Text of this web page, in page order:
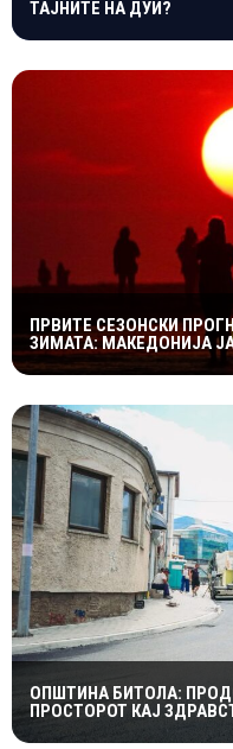
ТАЈНИТЕ НА ДУИ?
ПРВИТЕ СЕЗОНСКИ
ЗИМАТА: МАКЕДОНИЈА
СО МОЖНИ НАГЛИ
ОПШТИНА БИТОЛА:
ПРОСТОРОТ КАЈ